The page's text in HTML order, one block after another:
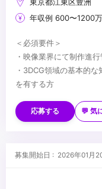
年収例 600〜1200
＜必須要件＞
・映像業界にて制作進
・3DCG領域の基本的
を有する方
・クリエイターとして、
＜応募書類＞
ロデュース若しくは携わ
応募する 💬 気
募集開始日 : 2026年01月